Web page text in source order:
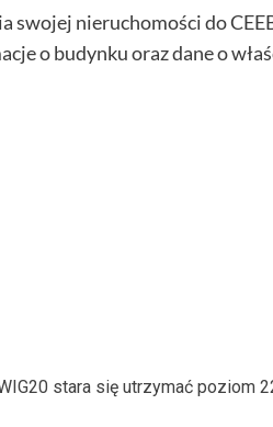
swojej nieruchomości do
o budynku oraz dane o
stara się utrzymać poziom